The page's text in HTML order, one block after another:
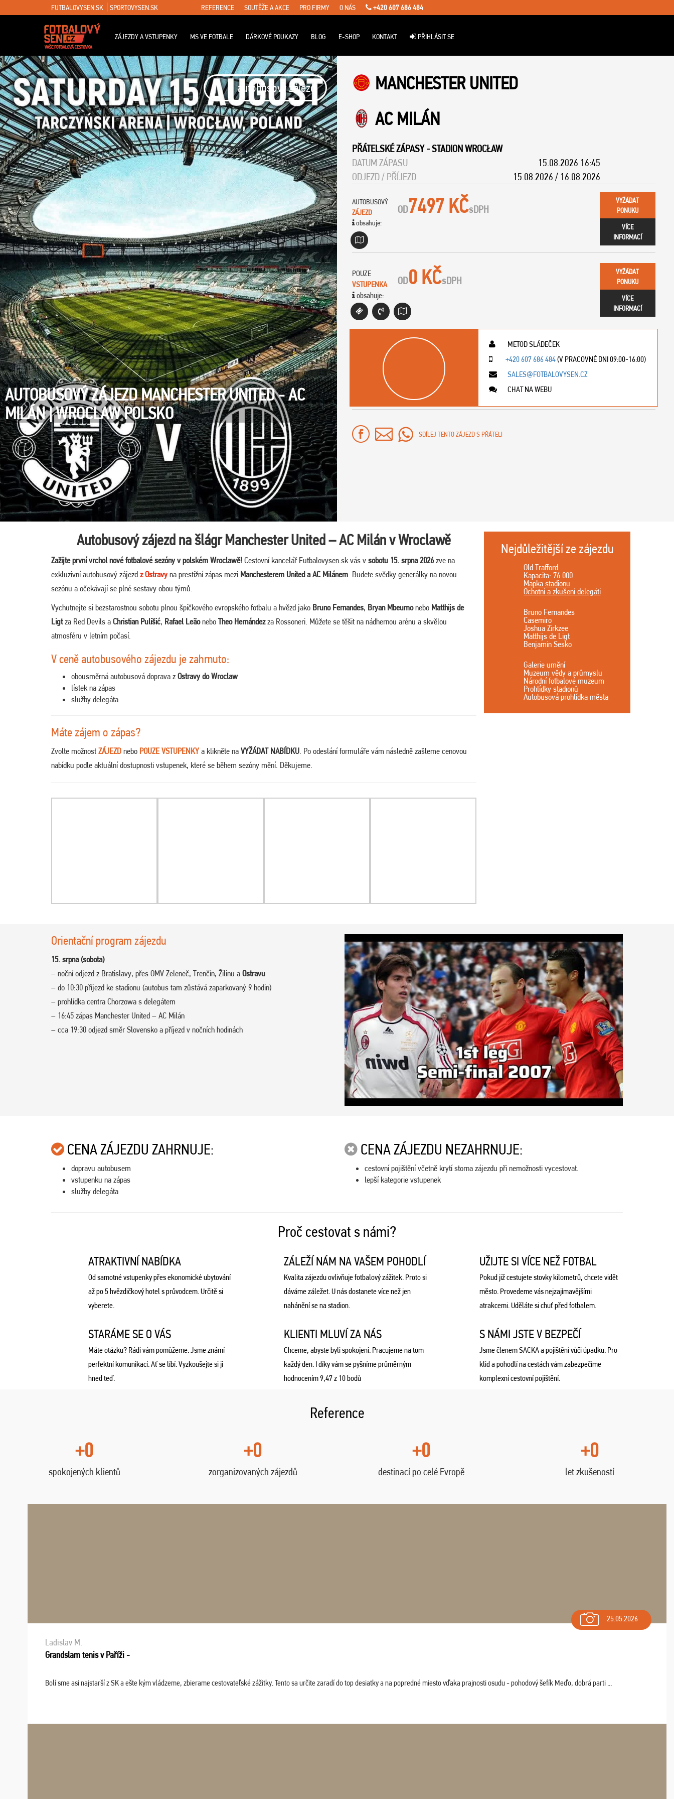
FUTBALOVYSEN.SK SPORTOVYSEN.SK REFERENCE SOUTĚŽE A AKCE PRO FIRMY O NÁS +420 607 686 484
ZÁJEZDY A VSTUPENKY MS VE FOTBALE DÁRKOVÉ POUKAZY BLOG E-SHOP KONTAKT PŘIHLÁSIT SE
autobusový zájezd
AUTOBUSOVÝ ZÁJEZD MANCHESTER UNITED - AC
MILÁN | WROCLAW POLSKO
MANCHESTER UNITED
AC MILÁN
PŘÁTELSKÉ ZÁPASY-STADION WROCŁAW
DATUM ZÁPASU
15.08.2026 16:45
ODJEZD / PŘÍJEZD
15.08.2026 / 16.08.2026
AUTOBUSOVÝ
ZÁJEZD
obsahuje:
OD7497 KČsDPH
VYŽÁDAT
PONUKU
VÍCE
INFORMACÍ
POUZE
VSTUPENKA
obsahuje:
OD0 KČsDPH
VYŽÁDAT
PONUKU
VÍCE
INFORMACÍ
METOD SLÁDEČEK
+420 607 686 484(V PRACOVNÉ DNI 09:00-16:00)
SALES@FOTBALOVYSEN.CZ
CHAT NA WEBU
SDÍLEJ TENTO ZÁJEZD S PŘÁTELI
Autobusový zájezd na šlágr Manchester United – AC Milán v Wroclawě
Zažijte první vrchol nové fotbalové sezóny v polském Wroclawě! Cestovní kancelář Futbalovysen.sk vás v sobotu 15. srpna 2026zve na
exkluzivní autobusový zájezd z Ostravyna prestižní zápas mezi Manchesterem United a AC Milánem. Budete svědky generálky na novou
sezónu a očekávají se plné sestavy obou týmů.
Vychutnejte si bezstarostnou sobotu plnou špičkového evropského fotbalu a hvězd jako Bruno Fernandes, Bryan Mbeumonebo Matthijs de
Ligtza Red Devils a Christian Pulišić, Rafael Leãonebo Theo Hernándezza Rossoneri. Můžete se těšit na nádhernou arénu a skvělou
atmosféru v letním počasí.
V ceně autobusového zájezdu je zahrnuto:
obousměrná autobusová doprava z Ostravy do Wroclaw
lístek na zápas
služby delegáta
Máte zájem o zápas?
Zvolte možnost ZÁJEZD nebo POUZE VSTUPENKY a klikněte na VYŽÁDAT NABÍDKU. Po odeslání formuláře vám následně zašleme cenovou
nabídku podle aktuální dostupnosti vstupenek, které se během sezóny mění. Děkujeme.
Nejdůležitější ze zájezdu
Old Trafford
Kapacita: 76 000
Mapka stadionu
Ochotní a zkušení delegáti
Bruno Fernandes
Casemiro
Joshua Zirkzee
Matthijs de Ligt
Benjamin Sesko
Galerie umění
Muzeum vědy a průmyslu
Národní fotbalové muzeum
Prohlídky stadionů
Autobusová prohlídka města
Orientační program zájezdu
15. srpna (sobota)
– noční odjezd z Bratislavy, přes OMV Zeleneč, Trenčín, Žilinu a Ostravu
– do 10:30 příjezd ke stadionu (autobus tam zůstává zaparkovaný 9 hodin)
– prohlídka centra Chorzowa s delegátem
– 16:45 zápas Manchester United – AC Milán
– cca 19:30 odjezd směr Slovensko a příjezd v nočních hodinách
CENA ZÁJEZDU ZAHRNUJE:
dopravu autobusem
vstupenku na zápas
služby delegáta
CENA ZÁJEZDU NEZAHRNUJE:
cestovní pojištění včetně krytí storna zájezdu při nemožnosti vycestovat.
lepší kategorie vstupenek
Proč cestovat s námi?
ATRAKTIVNÍ NABÍDKA
Od samotné vstupenky přes ekonomické ubytování
až po 5 hvězdičkový hotel s průvodcem. Určitě si
vyberete.
ZÁLEŽÍ NÁM NA VAŠEM POHODLÍ
Kvalita zájezdu ovlivňuje fotbalový zážitek. Proto si
dáváme záležet. U nás dostanete více než jen
nahánění se na stadion.
UŽIJTE SI VÍCE NEŽ FOTBAL
Pokud již cestujete stovky kilometrů, chcete vidět
město. Provedeme vás nejzajímavějšími
atrakcemi. Uděláte si chuť před fotbalem.
STARÁME SE O VÁS
Máte otázku? Rádi vám pomůžeme. Jsme známí
perfektní komunikací. Ať se líbí. Vyzkoušejte si ji
hned teď.
KLIENTI MLUVÍ ZA NÁS
Chceme, abyste byli spokojeni. Pracujeme na tom
každý den. I díky vám se pyšníme průměrným
hodnocením 9,47 z 10 bodů
S NÁMI JSTE V BEZPEČÍ
Jsme členem SACKA a pojištění vůči úpadku. Pro
klid a pohodlí na cestách vám zabezpečíme
komplexní cestovní pojištění.
Reference
+0
spokojených klientů
+0
zorganizovaných zájezdů
+0
destinací po celé Evropě
+0
let zkušeností
25.05.2026
Ladislav M.
Grandslam tenis v Paříži -
Bolí sme asi najstarší z SK a ešte kým vládzeme, zbierame cestovateľské zážitky. Tento sa určite zaradí do top desiatky a na popredné miesto vďaka prajnosti osudu - pohodový šefík Meďo, dobrá parti ...